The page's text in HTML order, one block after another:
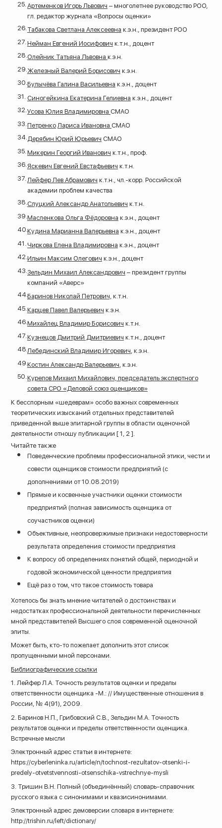
Артеменков Игорь Львович – многолетнее руководство РОО,
гл. редактор журнала «Вопросы оценки»
Табакова Светлана Алексеевна к.э.н., президент РОО
Нейман Евгений Иосифович к.т.н., доцент
Олейник Татьяна Львовна к.э.н.
Железный Валерий Борисович к.э.н.
Булычёва Галина Васильевна к.э.н., доцент
Синогейкина Екатерина Гелиевна к.э.н., доцент
Усова Юлия Владимировна СМАО
Петренко Лариса Ивановна СМАО
Дерябин Юрий Юрьевич СМАО
Микерин Георгий Иванович к.т.н., проф.
Яскевич Евгений Евстафьевич к.т.н.
Лейфер Лев Абрамович к.т.н., чл.-корр. Российской
академии проблем качества
Слуцкий Александр Анатольевич к.т.н.
Масленкова Ольга Фёдоровна к.э.н., доцент
Кудина Марианна Валерьевна к.э.н., доцент
Чиркова Елена Владимировна к.э.н., доцент
Ильин Максим Олегович к.э.н., доцент
Зельдин Михаил Александрович – президент группы
компаний «Аверс»
Баринов Николай Петрович,к.т.н.
Карцев Павел Валерьевич к.э.н.
Михайлец Владимир Борисович к.т.н.
Кузнецов Дмитрий Дмитриевич к.т.н., доцент
Лебединский Владимир Игоревич, к.э.н.
Костин Александр Валерьевич , к.э.н.
Курепов Михаил Михайлович, председатель экспертного
совета СРО «Деловой союз оценщиков»
К бесспорным «шедеврам» особо важных современных
теоретических изысканий отдельных представителей
приведенной выше элитарной группы в области оценочной
деятельности отношу публикации [ 1, 2 ].
Читайте также
Поведенческие проблемы профессиональной этики, чести и
совести оценщиков стоимости предприятий (с
дополнениями от 10.08.2019)
Прямые и косвенные участники оценки стоимости
предприятий (полная зависимость оценщика от
соучастников оценки)
Объективные, неопровержимые признаки недостоверности
результата определения стоимости предприятия
К вопросу об определениях понятий общей, периодной и
годовой экономической ценности предприятия
Ещё раз о том, что такое стоимость товара
Хотелось бы знать мнение читателей о достоинствах и
недостатках профессиональной деятельности перечисленных
мной представителей Высшего слоя современной оценочной
элиты.
Может быть, кто-то пожелает дополнить этот список
пропущенными мной персонами.
Библиографические ссылки
1. Лейфер Л.А. Точность результатов оценки и пределы
ответственности оценщика -М.: // Имущественные отношения в
России, № 4(91), 2009.
2. Баринов Н.П., Грибовский С.В., Зельдин М.А. Точность
результатов оценки и пределы ответственности оценщика.
Встречные мысли
Электронный адрес статьи в интернете:
https://cyberleninka.ru/article/n/tochnost-rezultatov-otsenki-i-
predely-otvetstvennosti-otsenschika-vstrechnye-mysli
3. Тришин В.Н. Полный (объединённый) словарь-справочник
русского языка с синонимами и квазисинонимами.
Электронный адрес демоверсии словаря в интернете:
http://trishin.ru/left/dictionary/